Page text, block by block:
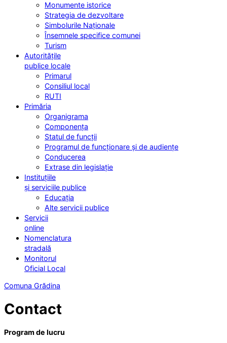
Monumente istorice
Strategia de dezvoltare
Simbolurile Naționale
Însemnele specifice comunei
Turism
Autoritățile
publice locale
Primarul
Consiliul local
RUTI
Primăria
Organigrama
Componența
Statul de funcții
Programul de funcționare și de audiențe
Conducerea
Extrase din legislație
Instituțiile
și serviciile publice
Educația
Alte servicii publice
Servicii
online
Nomenclatura
stradală
Monitorul
Oficial Local
Comuna Grădina
Contact
Program de lucru